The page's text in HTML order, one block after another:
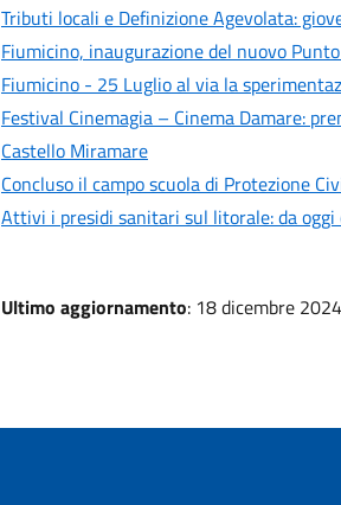
Tributi locali e Definizione Agevolata:
Fiumicino, inaugurazione del nuovo
Fiumicino - 25 Luglio al via la
Festival Cinemagia – Cinema Damare:
Castello Miramare
Concluso il campo scuola di Protezione
Attivi i presidi sanitari sul litorale: da
Ultimo aggiornamento: 18 dicembre